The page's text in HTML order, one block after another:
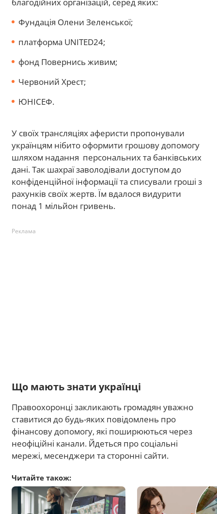
Фундація Олени Зеленської;
платформа UNITED24;
фонд Повернись живим;
Червоний Хрест;
ЮНІСЕФ.
У своїх трансляціях аферисти пропонували
українцям нібито оформити грошову допомогу
шляхом надання персональних та банківських
дані. Так шахраї заволодівали доступом до
конфіденційної інформації та списували гроші з
рахунків своїх жертв. Їм вдалося видурити
понад 1 мільйон гривень.
Реклама
Що мають знати українці
Правоохоронці закликають громадян уважно
ставитися до будь-яких повідомлень про
фінансову допомогу, які поширюються через
неофіційні канали. Йдеться про соціальні
мережі, месенджери та сторонні сайти.
Читайте також: